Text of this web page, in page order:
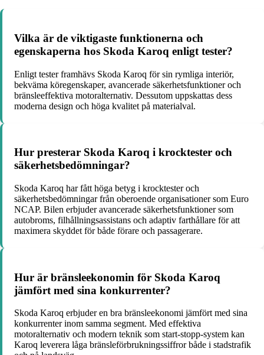
Vilka är de viktigaste funktionerna och
egenskaperna hos Skoda Karoq enligt tester?
Enligt tester framhävs Skoda Karoq för sin rymliga interiör,
bekväma köregenskaper, avancerade säkerhetsfunktioner och
bränsleeffektiva motoralternativ. Dessutom uppskattas dess
moderna design och höga kvalitet på materialval.
Hur presterar Skoda Karoq i krocktester och
säkerhetsbedömningar?
Skoda Karoq har fått höga betyg i krocktester och
säkerhetsbedömningar från oberoende organisationer som Euro
NCAP. Bilen erbjuder avancerade säkerhetsfunktioner som
autobroms, filhållningsassistans och adaptiv farthållare för att
maximera skyddet för både förare och passagerare.
Hur är bränsleekonomin för Skoda Karoq
jämfört med sina konkurrenter?
Skoda Karoq erbjuder en bra bränsleekonomi jämfört med sina
konkurrenter inom samma segment. Med effektiva
motoralternativ och modern teknik som start-stopp-system kan
Karoq leverera låga bränsleförbrukningssiffror både i stadstrafik